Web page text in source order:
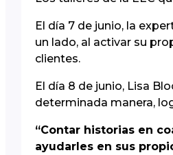
El día 7 de junio, la
un lado, al activar su
clientes.
El día 8 de junio, Lisa
determinada manera,
“Contar historias en
ayudarles en sus